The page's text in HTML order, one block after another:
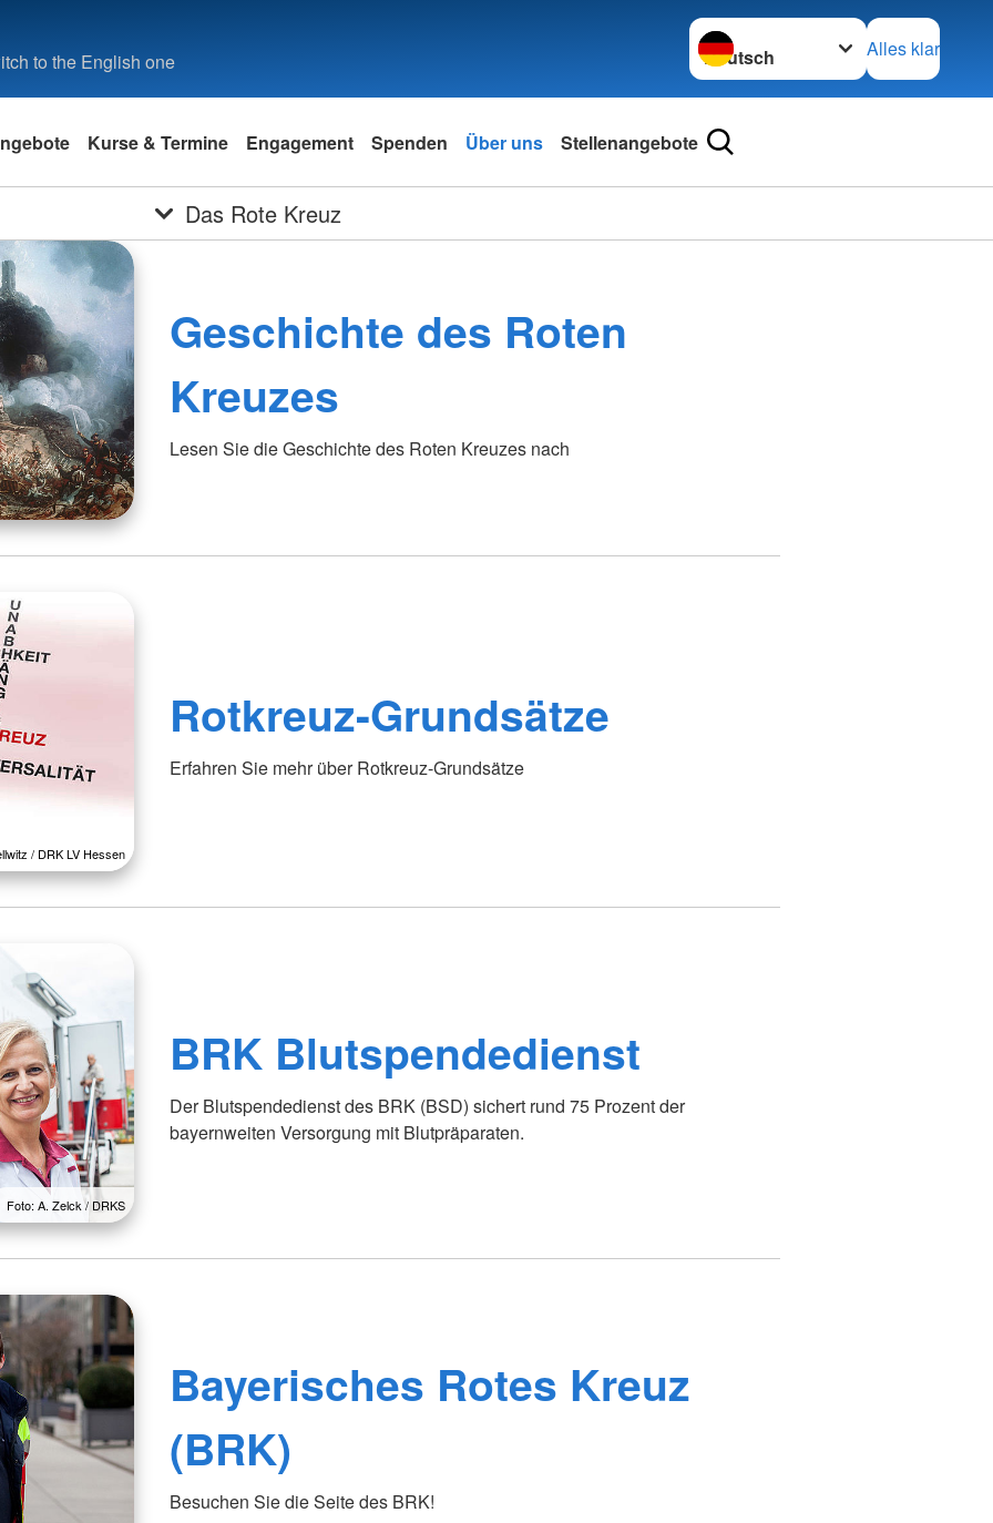
to the English one
Sprache wechseln zu
Alles klar
Kurse & Termine Engagement Spenden Über uns Stellenangebote
Das Rote Kreuz
Geschichte des Roten
Kreuzes
Lesen Sie die Geschichte des Roten Kreuzes nach
/ DRK LV Hessen
Rotkreuz-Grundsätze
Erfahren Sie mehr über Rotkreuz-Grundsätze
Foto: A. Zelck / DRKS
BRK Blutspendedienst
Der Blutspendedienst des BRK (BSD) sichert rund 75 Prozent der
bayernweiten Versorgung mit Blutpräparaten.
Bayerisches Rotes Kreuz
(BRK)
Besuchen Sie die Seite des BRK!